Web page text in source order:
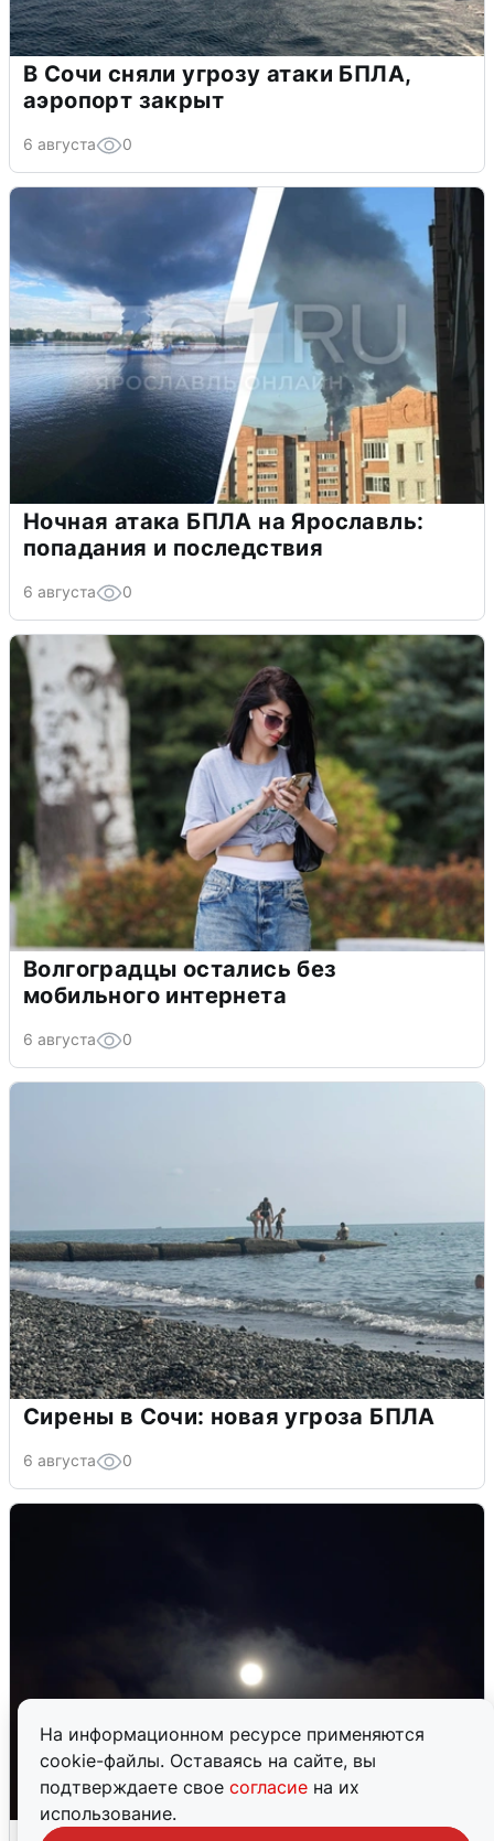
На информационном ресурсе применяются
cookie-файлы. Оставаясь на сайте, вы
подтверждаете свое согласие на их
использование.
В Сочи сняли угрозу атаки БПЛА,
аэропорт закрыт
6 августа 0
Ночная атака БПЛА на Ярославль:
попадания и последствия
6 августа 0
Волгоградцы остались без
мобильного интернета
6 августа 0
Сирены в Сочи: новая угроза БПЛА
6 августа 0